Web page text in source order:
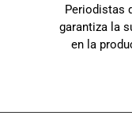
Periodistas
garantiza la
en la